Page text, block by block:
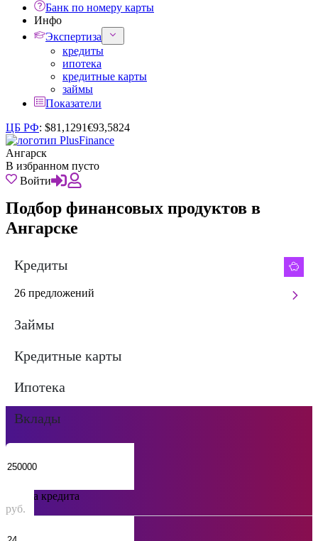
Банк по номеру карты
Инфо
Экспертиза
кредиты
ипотека
кредитные карты
займы
Показатели
ЦБ РФ: $81,1291€93,5824
Ангарск
В избранном пусто
Войти
Подбор финансовых продуктов в
Ангарске
Кредиты
26 предложений
Займы
Кредитные карты
Ипотека
Вклады
Сумма кредита
руб.